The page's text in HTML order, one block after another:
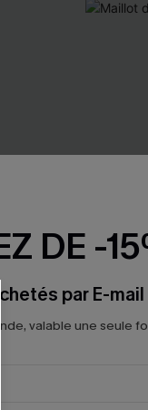
DE -
par E-mail
valable une seule